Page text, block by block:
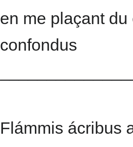
en me plaçant
confondus
Flámmis ácribus